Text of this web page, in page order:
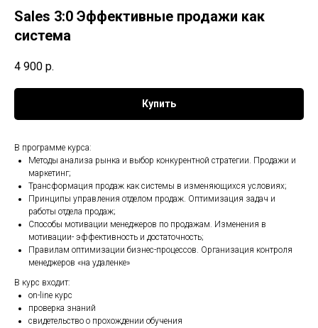
Sales 3:0 Эффективные продажи как
система
4 900 р.
Купить
В программе курса:
Методы анализа рынка и выбор конкурентной стратегии. Продажи и
маркетинг;
Трансформация продаж как системы в изменяющихся условиях;
Принципы управления отделом продаж. Оптимизация задач и
работы отдела продаж;
Способы мотивации менеджеров по продажам. Изменения в
мотивации- эффективность и достаточность;
Правилам оптимизации бизнес-процессов. Организация контроля
менеджеров «на удаленке»
В курс входит:
on-line курс
проверка знаний
свидетельство о прохождении обучения